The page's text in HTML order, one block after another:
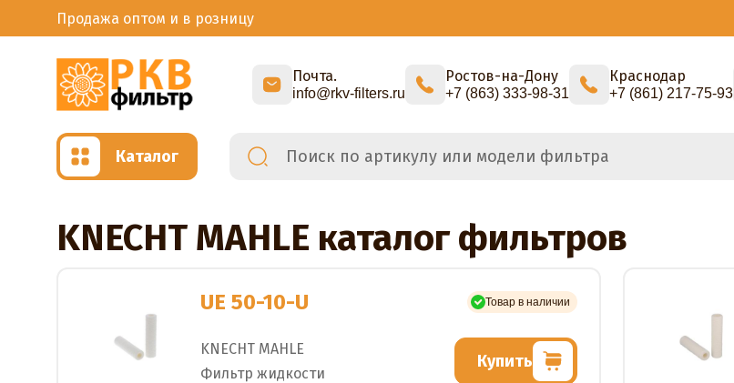
Каталог
Продажа оптом и в розницу
Почта.
info@rkv-filters.ru
Ростов-на-Дону
+7 (863) 333-98-31
Краснодар
+7 (861) 217-75-93
KNECHT MAHLE каталог фильтров
UE 50-10-U Товар в наличии
KNECHT MAHLE
Фильтр жидкости
Купить